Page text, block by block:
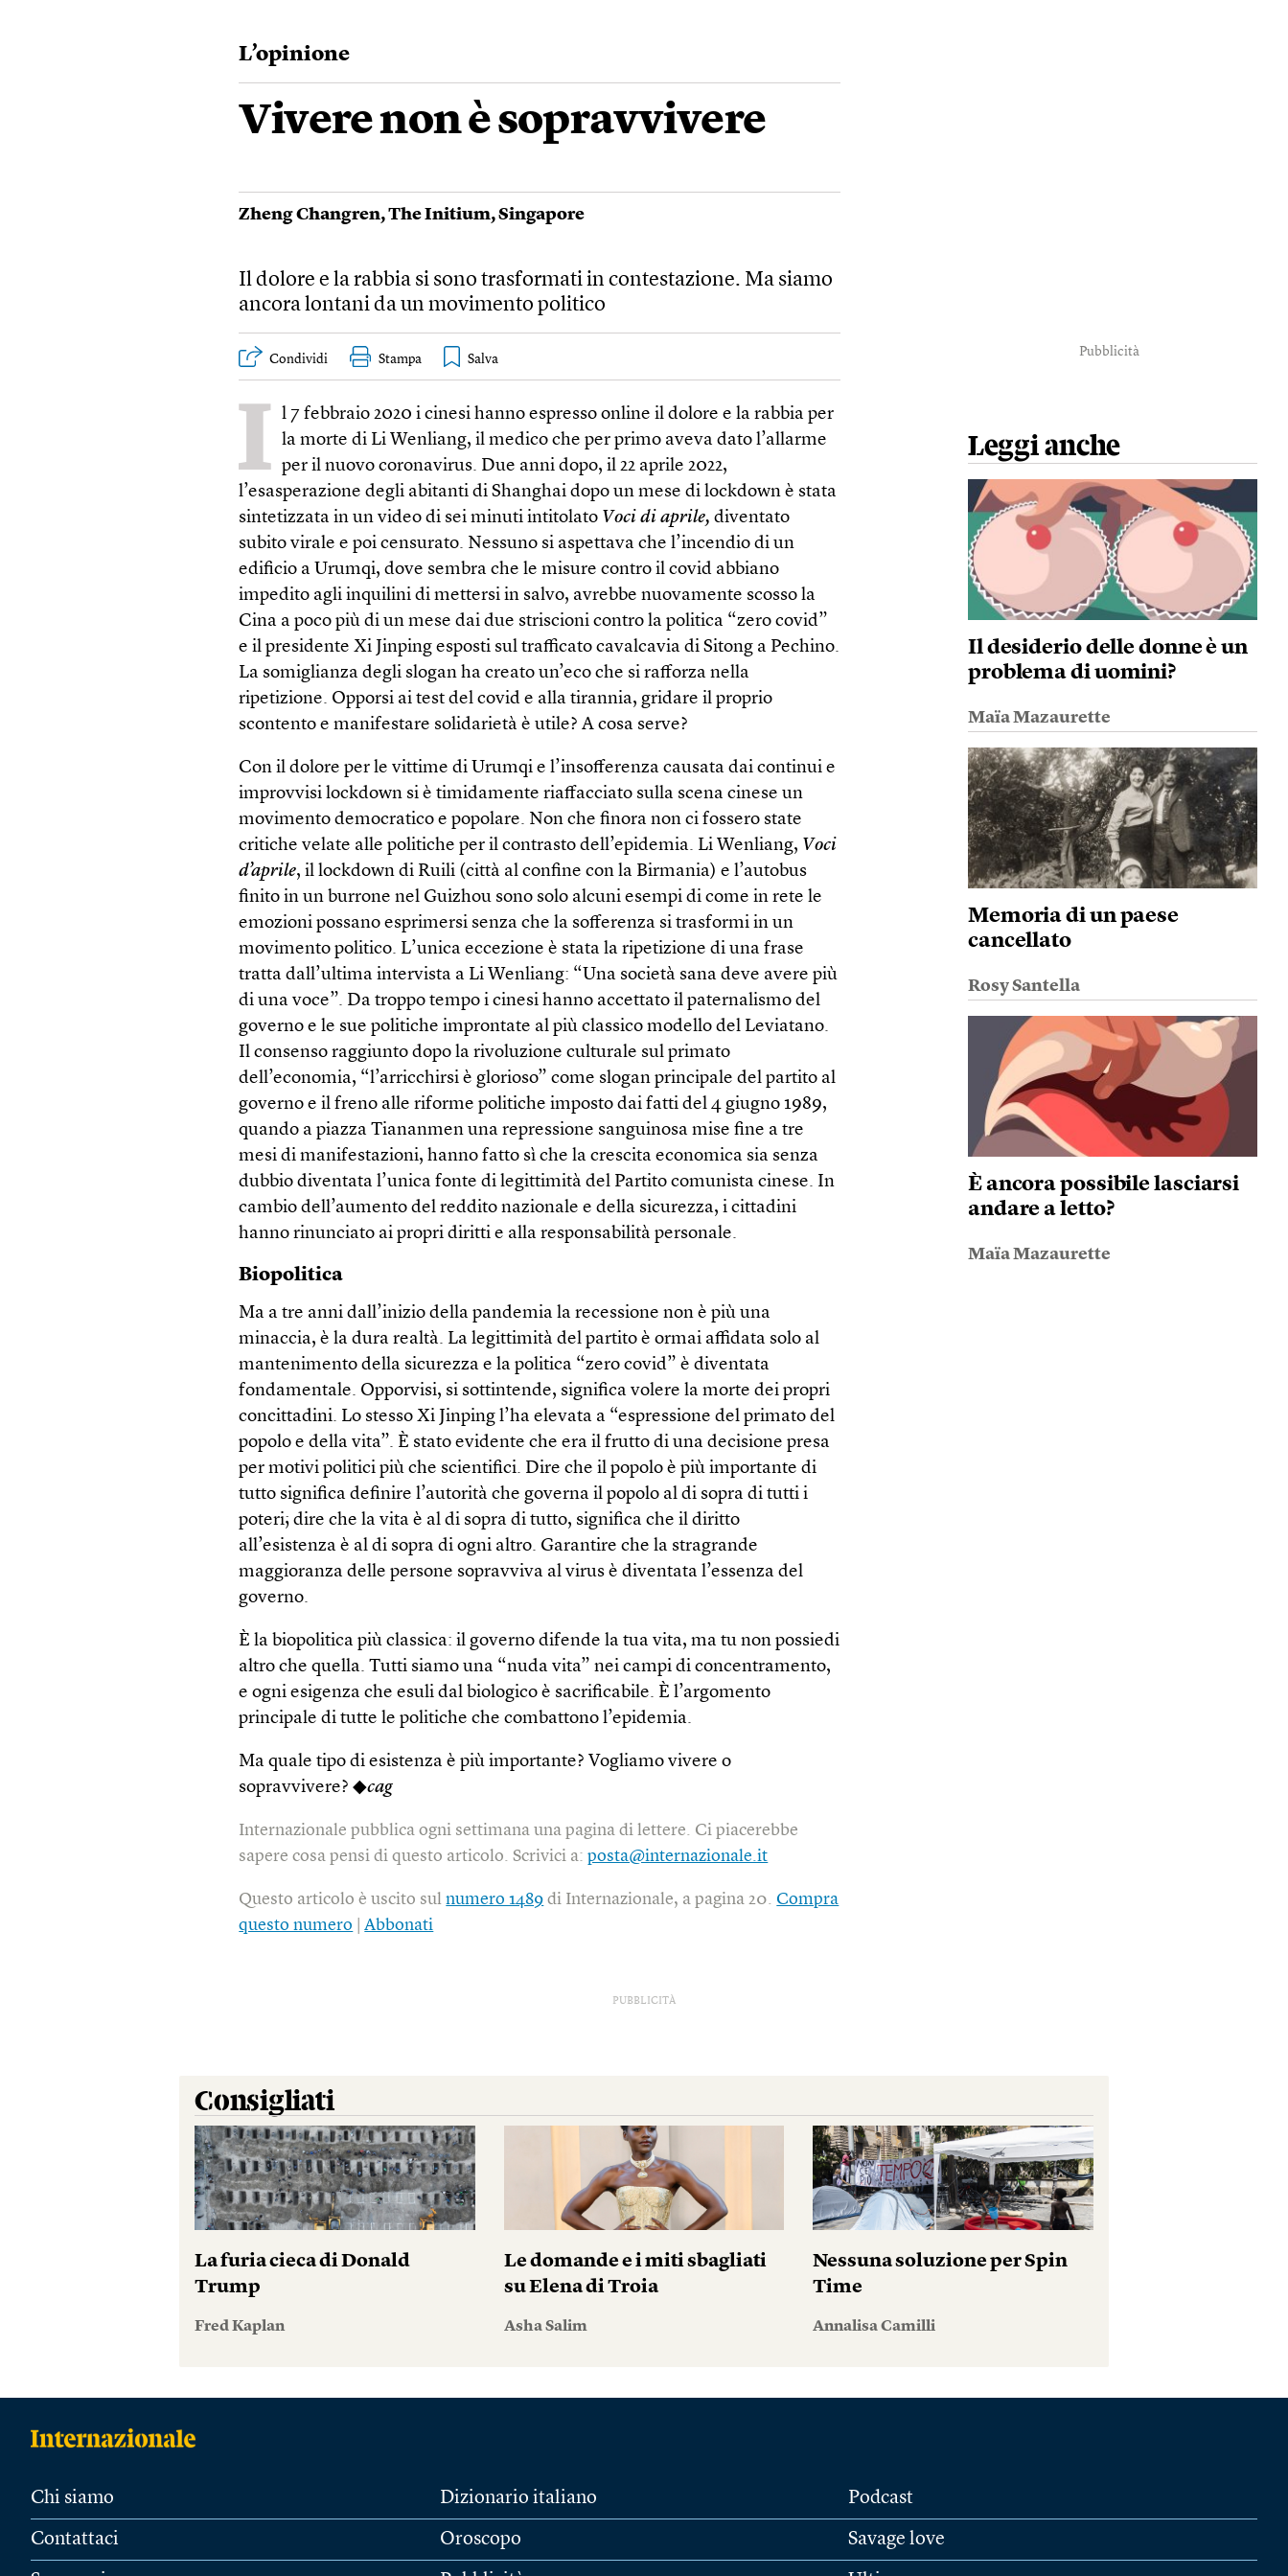
L’opinione
Vivere non è sopravvivere
Zheng Changren,The Initium,Singapore
Il dolore e la rabbia si sono trasformati in contestazione. Ma siamo
ancora lontani da un movimento politico
Condividi Stampa
I l 7 febbraio 2020 i cinesi hanno espresso online il dolore e la rabbia per
la morte di Li Wenliang, il medico che per primo aveva dato l’allarme
per il nuovo coronavirus. Due anni dopo, il 22 aprile 2022,
l’esasperazione degli abitanti di Shanghai dopo un mese di lockdown è stata
sintetizzata in un video di sei minuti intitolato Voci di aprile, diventato
subito virale e poi censurato. Nessuno si aspettava che l’incendio di un
edificio a Urumqi, dove sembra che le misure contro il covid abbiano
impedito agli inquilini di mettersi in salvo, avrebbe nuovamente scosso la
Cina a poco più di un mese dai due striscioni contro la politica “zero covid”
e il presidente Xi Jinping esposti sul trafficato cavalcavia di Sitong a Pechino.
La somiglianza degli slogan ha creato un’eco che si rafforza nella
ripetizione. Opporsi ai test del covid e alla tirannia, gridare il proprio
scontento e manifestare solidarietà è utile? A cosa serve?
Con il dolore per le vittime di Urumqi e l’insofferenza causata dai continui e
improvvisi lockdown si è timidamente riaffacciato sulla scena cinese un
movimento democratico e popolare. Non che finora non ci fossero state
critiche velate alle politiche per il contrasto dell’epidemia. Li Wenliang, Voci
d’aprile, il lockdown di Ruili (città al confine con la Birmania) e l’autobus
finito in un burrone nel Guizhou sono solo alcuni esempi di come in rete le
emozioni possano esprimersi senza che la sofferenza si trasformi in un
movimento politico. L’unica eccezione è stata la ripetizione di una frase
tratta dall’ultima intervista a Li Wenliang: “Una società sana deve avere più
di una voce”. Da troppo tempo i cinesi hanno accettato il paternalismo del
governo e le sue politiche improntate al più classico modello del Leviatano.
Il consenso raggiunto dopo la rivoluzione culturale sul primato
dell’economia, “l’arricchirsi è glorioso” come slogan principale del partito al
governo e il freno alle riforme politiche imposto dai fatti del 4 giugno 1989,
quando a piazza Tiananmen una repressione sanguinosa mise fine a tre
mesi di manifestazioni, hanno fatto sì che la crescita economica sia senza
dubbio diventata l’unica fonte di legittimità del Partito comunista cinese. In
cambio dell’aumento del reddito nazionale e della sicurezza, i cittadini
hanno rinunciato ai propri diritti e alla responsabilità personale.
Biopolitica
Ma a tre anni dall’inizio della pandemia la recessione non è più una
minaccia, è la dura realtà. La legittimità del partito è ormai affidata solo al
mantenimento della sicurezza e la politica “zero covid” è diventata
fondamentale. Opporvisi, si sottintende, significa volere la morte dei propri
concittadini. Lo stesso Xi Jinping l’ha elevata a “espressione del primato del
popolo e della vita”. È stato evidente che era il frutto di una decisione presa
per motivi politici più che scientifici. Dire che il popolo è più importante di
tutto significa definire l’autorità che governa il popolo al di sopra di tutti i
poteri; dire che la vita è al di sopra di tutto, significa che il diritto
all’esistenza è al di sopra di ogni altro. Garantire che la stragrande
maggioranza delle persone sopravviva al virus è diventata l’essenza del
governo.
È la biopolitica più classica: il governo difende la tua vita, ma tu non possiedi
altro che quella. Tutti siamo una “nuda vita” nei campi di concentramento,
e ogni esigenza che esuli dal biologico è sacrificabile. È l’argomento
principale di tutte le politiche che combattono l’epidemia.
Ma quale tipo di esistenza è più importante? Vogliamo vivere o
sopravvivere? ◆cag
Internazionale pubblica ogni settimana una pagina di lettere. Ci piacerebbe
sapere cosa pensi di questo articolo. Scrivici a:posta@internazionale.it
Questo articolo è uscito sulnumero 1489 di Internazionale, a pagina 20.Compra
questo numero
Abbonati
Pubblicità
Leggi anche
Il desiderio delle donne è un
problema di uomini?
Maïa Mazaurette
Memoria di un paese
cancellato
Rosy Santella
È ancora possibile lasciarsi
andare a letto?
Maïa Mazaurette
PUBBLICITÀ
Consigliati
La furia cieca di Donald
Trump
Fred Kaplan
Le domande e i miti sbagliati
su Elena di Troia
Asha Salim
Nessuna soluzione per Spin
Time
Annalisa Camilli
Chi siamo
Contattaci
Dizionario italiano
Oroscopo
Podcast
Savage love